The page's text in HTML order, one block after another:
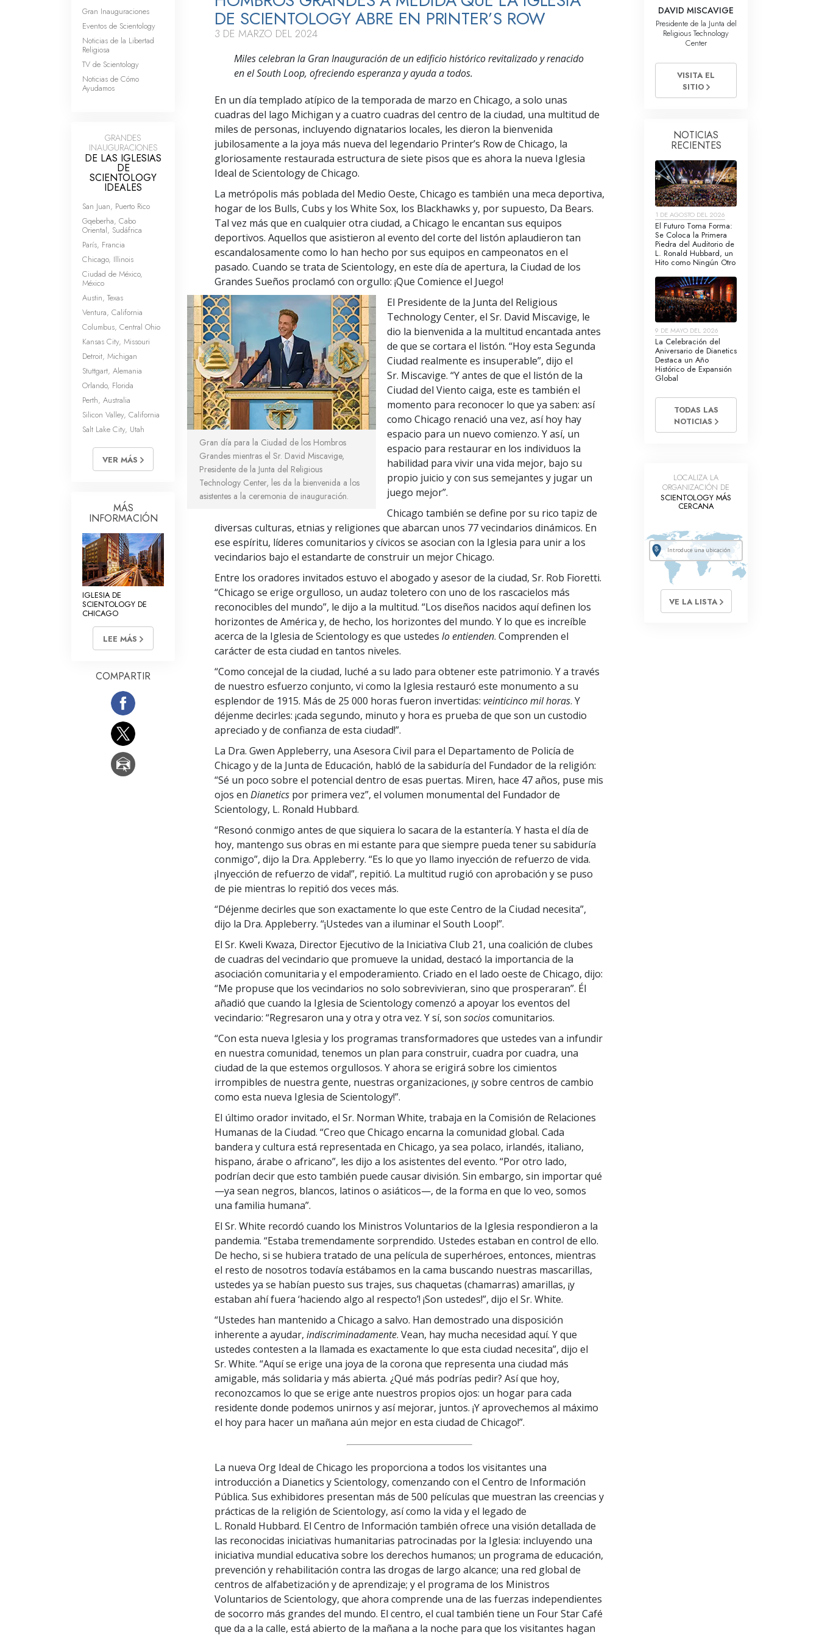
DE SCIENTOLOGY ABRE EN PRINTER’S ROW
3 DE MARZO DEL 2024
Miles celebran la Gran Inauguración de un edificio histórico revitalizado y renacido
en el South Loop, ofreciendo esperanza y ayuda a todos.
En un día templado atípico de la temporada de marzo en Chicago, a solo unas
cuadras del lago Michigan y a cuatro cuadras del centro de la ciudad, una multitud de
miles de personas, incluyendo dignatarios locales, les dieron la bienvenida
jubilosamente a la joya más nueva del legendario Printer’s Row de Chicago, la
gloriosamente restaurada estructura de siete pisos que es ahora la nueva Iglesia
Ideal de Scientology de Chicago.
La metrópolis más poblada del Medio Oeste, Chicago es también una meca deportiva,
hogar de los Bulls, Cubs y los White Sox, los Blackhawks y, por supuesto, Da Bears.
Tal vez más que en cualquier otra ciudad, a Chicago le encantan sus equipos
deportivos. Aquellos que asistieron al evento del corte del listón aplaudieron tan
escandalosamente como lo han hecho por sus equipos en campeonatos en el
pasado. Cuando se trata de Scientology, en este día de apertura, la Ciudad de los
Grandes Sueños proclamó con orgullo: ¡Que Comience el Juego!
Gran día para la Ciudad de los Hombros
Grandes mientras el Sr. David Miscavige,
Presidente de la Junta del Religious
Technology Center, les da la bienvenida a los
asistentes a la ceremonia de inauguración.
El Presidente de la Junta del Religious
Technology Center, el Sr. David Miscavige, le
dio la bienvenida a la multitud encantada antes
de que se cortara el listón. “Hoy esta Segunda
Ciudad realmente es insuperable”, dijo el
Sr. Miscavige. “Y antes de que el listón de la
Ciudad del Viento caiga, este es también el
momento para reconocer lo que ya saben: así
como Chicago renació una vez, así hoy hay
espacio para un nuevo comienzo. Y así, un
espacio para restaurar en los individuos la
habilidad para vivir una vida mejor, bajo su
propio juicio y con sus semejantes y jugar un
juego mejor”.
Chicago también se define por su rico tapiz de
diversas culturas, etnias y religiones que abarcan unos 77 vecindarios dinámicos. En
ese espíritu, líderes comunitarios y cívicos se asocian con la Iglesia para unir a los
vecindarios bajo el estandarte de construir un mejor Chicago.
Entre los oradores invitados estuvo el abogado y asesor de la ciudad, Sr. Rob Fioretti.
“Chicago se erige orgulloso, un audaz toletero con uno de los rascacielos más
reconocibles del mundo”, le dijo a la multitud. “Los diseños nacidos aquí definen los
horizontes de América y, de hecho, los horizontes del mundo. Y lo que es increíble
acerca de la Iglesia de Scientology es que ustedes lo entienden. Comprenden el
carácter de esta ciudad en tantos niveles.
“Como concejal de la ciudad, luché a su lado para obtener este patrimonio. Y a través
de nuestro esfuerzo conjunto, vi como la Iglesia restauró este monumento a su
esplendor de 1915. Más de 25 000 horas fueron invertidas: veinticinco mil horas. Y
déjenme decirles: ¡cada segundo, minuto y hora es prueba de que son un custodio
apreciado y de confianza de esta ciudad!”.
La Dra. Gwen Appleberry, una Asesora Civil para el Departamento de Policía de
Chicago y de la Junta de Educación, habló de la sabiduría del Fundador de la religión:
“Sé un poco sobre el potencial dentro de esas puertas. Miren, hace 47 años, puse mis
ojos en Dianetics por primera vez”, el volumen monumental del Fundador de
Scientology, L. Ronald Hubbard.
“Resonó conmigo antes de que siquiera lo sacara de la estantería. Y hasta el día de
hoy, mantengo sus obras en mi estante para que siempre pueda tener su sabiduría
conmigo”, dijo la Dra. Appleberry. “Es lo que yo llamo inyección de refuerzo de vida.
¡Inyección de refuerzo de vida!”, repitió. La multitud rugió con aprobación y se puso
de pie mientras lo repitió dos veces más.
“Déjenme decirles que son exactamente lo que este Centro de la Ciudad necesita”,
dijo la Dra. Appleberry. “¡Ustedes van a iluminar el South Loop!”.
El Sr. Kweli Kwaza, Director Ejecutivo de la Iniciativa Club 21, una coalición de clubes
de cuadras del vecindario que promueve la unidad, destacó la importancia de la
asociación comunitaria y el empoderamiento. Criado en el lado oeste de Chicago, dijo:
“Me propuse que los vecindarios no solo sobrevivieran, sino que prosperaran”. Él
añadió que cuando la Iglesia de Scientology comenzó a apoyar los eventos del
vecindario: “Regresaron una y otra y otra vez. Y sí, son socioscomunitarios.
“Con esta nueva Iglesia y los programas transformadores que ustedes van a infundir
en nuestra comunidad, tenemos un plan para construir, cuadra por cuadra, una
ciudad de la que estemos orgullosos. Y ahora se erigirá sobre los cimientos
irrompibles de nuestra gente, nuestras organizaciones, ¡y sobre centros de cambio
como esta nueva Iglesia de Scientology!”.
El último orador invitado, el Sr. Norman White, trabaja en la Comisión de Relaciones
Humanas de la Ciudad. “Creo que Chicago encarna la comunidad global. Cada
bandera y cultura está representada en Chicago, ya sea polaco, irlandés, italiano,
hispano, árabe o africano”, les dijo a los asistentes del evento. “Por otro lado,
podrían decir que esto también puede causar división. Sin embargo, sin importar qué
—ya sean negros, blancos, latinos o asiáticos—, de la forma en que lo veo, somos
una familia humana”.
El Sr. White recordó cuando los Ministros Voluntarios de la Iglesia respondieron a la
pandemia. “Estaba tremendamente sorprendido. Ustedes estaban en control de ello.
De hecho, si se hubiera tratado de una película de superhéroes, entonces, mientras
el resto de nosotros todavía estábamos en la cama buscando nuestras mascarillas,
ustedes ya se habían puesto sus trajes, sus chaquetas (chamarras) amarillas, ¡y
estaban ahí fuera ‘haciendo algo al respecto’! ¡Son ustedes!”, dijo el Sr. White.
“Ustedes han mantenido a Chicago a salvo. Han demostrado una disposición
inherente a ayudar, indiscriminadamente. Vean, hay mucha necesidad aquí. Y que
ustedes contesten a la llamada es exactamente lo que esta ciudad necesita”, dijo el
Sr. White. “Aquí se erige una joya de la corona que representa una ciudad más
amigable, más solidaria y más abierta. ¿Qué más podrías pedir? Así que hoy,
reconozcamos lo que se erige ante nuestros propios ojos: un hogar para cada
residente donde podemos unirnos y así mejorar, juntos. ¡Y aprovechemos al máximo
el hoy para hacer un mañana aún mejor en esta ciudad de Chicago!”.
La nueva Org Ideal de Chicago les proporciona a todos los visitantes una
introducción a Dianetics y Scientology, comenzando con el Centro de Información
Pública. Sus exhibidores presentan más de 500 películas que muestran las creencias y
prácticas de la religión de Scientology, así como la vida y el legado de
L. Ronald Hubbard. El Centro de Información también ofrece una visión detallada de
las reconocidas iniciativas humanitarias patrocinadas por la Iglesia: incluyendo una
iniciativa mundial educativa sobre los derechos humanos; un programa de educación,
prevención y rehabilitación contra las drogas de largo alcance; una red global de
centros de alfabetización y de aprendizaje; y el programa de los Ministros
Voluntarios de Scientology, que ahora comprende una de las fuerzas independientes
de socorro más grandes del mundo. El centro, el cual también tiene un Four Star Café
que da a la calle, está abierto de la mañana a la noche para que los visitantes hagan
Gran Inauguraciones
Eventos de Scientology
Noticias de la Libertad
Religiosa
TV de Scientology
Noticias de Cómo
Ayudamos
GRANDES
INAUGURACIONES
DE LAS IGLESIAS
DE
SCIENTOLOGY
IDEALES
San Juan, Puerto Rico
Gqeberha, Cabo
Oriental, Sudáfrica
París, Francia
Chicago, Illinois
Ciudad de México,
México
Austin, Texas
Ventura, California
Columbus, Central Ohio
Kansas City, Missouri
Detroit, Michigan
Stuttgart, Alemania
Orlando, Florida
Perth, Australia
Silicon Valley, California
Salt Lake City, Utah
VER MÁS
MÁS
INFORMACIÓN
IGLESIA DE
SCIENTOLOGY DE
CHICAGO
LEE MÁS
COMPARTIR
DAVID MISCAVIGE
Presidente de la Junta del
Religious Technology
Center
VISITA EL
SITIO
NOTICIAS
RECIENTES
1 DE AGOSTO DEL 2026
El Futuro Toma Forma:
Se Coloca la Primera
Piedra del Auditorio de
L. Ronald Hubbard, un
Hito como Ningún Otro
9 DE MAYO DEL 2026
La Celebración del
Aniversario de Dianetics
Destaca un Año
Histórico de Expansión
Global
TODAS LAS
NOTICIAS
LOCALIZA LA
ORGANIZACIÓN DE
SCIENTOLOGY MÁS
CERCANA
VE LA LISTA